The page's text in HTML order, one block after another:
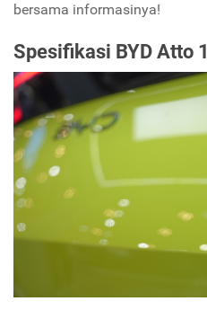
bersama informasinya!
Spesifikasi BYD Atto